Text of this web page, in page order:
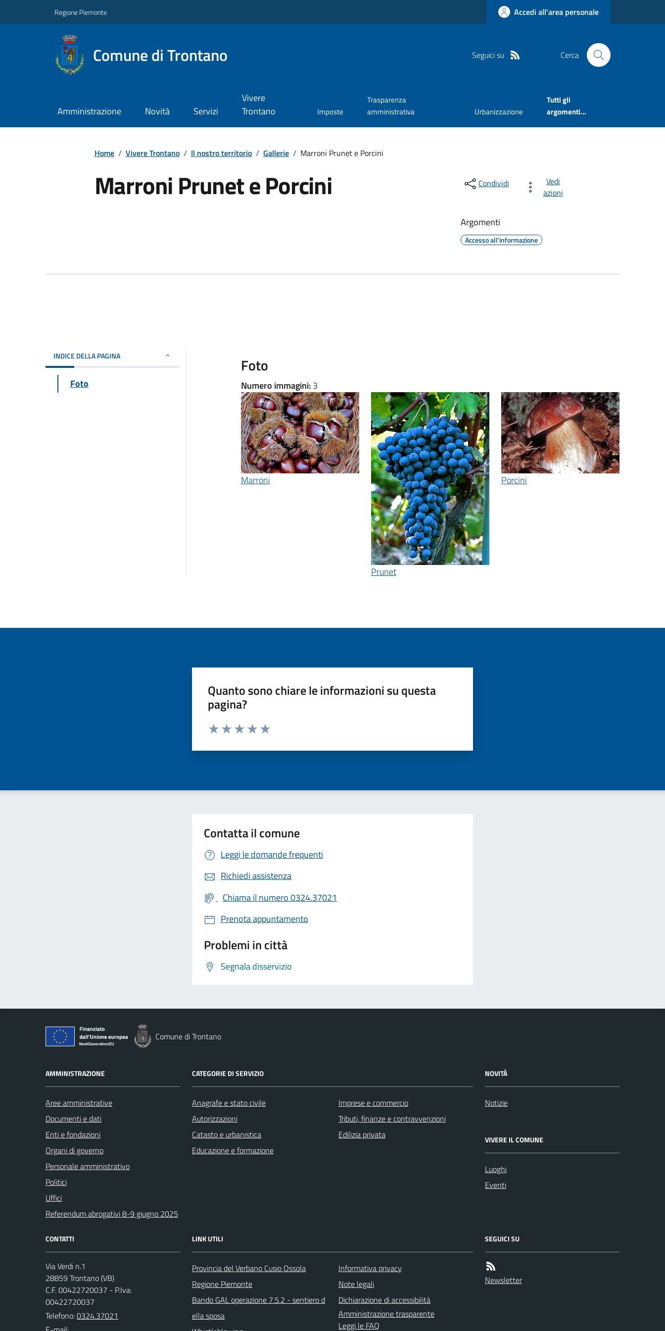
Regione Piemonte Accedi all'area personale
Comune di Trontano Seguici su Cerca
Amministrazione Novità Servizi
Vivere
Trontano
Imposte
Trasparenza
amministrativa
Urbanizzazione
Tutti gli
argomenti...
Home / Vivere Trontano / Il nostro territorio / Gallerie / Marroni Prunet e Porcini
Marroni Prunet e Porcini Condividi
Vedi
azioni
Argomenti
Accesso all'informazione
INDICE DELLA PAGINA
Foto
Foto
Numero immagini:3
Marroni
Prunet
Porcini
Quanto sono chiare le informazioni su questa
pagina?
Valuta da 1 a 5 stelle la pagina
Contatta il comune
Leggi le domande frequenti
Richiedi assistenza
Chiama il numero 0324.37021
Prenota appuntamento
Problemi in città
Segnala disservizio
Comune di Trontano
AMMINISTRAZIONE
Aree amministrative
Documenti e dati
Enti e fondazioni
Organi di governo
Personale amministrativo
Politici
Uffici
Referendum abrogativi 8-9 giugno 2025
CATEGORIE DI SERVIZIO
Anagrafe e stato civile
Autorizzazioni
Catasto e urbanistica
Educazione e formazione
Imprese e commercio
Tributi, finanze e contravvenzioni
Edilizia privata
NOVITÀ
Notizie
VIVERE IL COMUNE
Luoghi
Eventi
CONTATTI
Via Verdi n.1
28859 Trontano (VB)
C.F. 00422720037 - P.Iva:
00422720037
Telefono:0324.37021
LINK UTILI
Provincia del Verbano Cusio Ossola
Regione Piemonte
Bando GAL operazione 7.5.2 - sentiero d
ella sposa
Informativa privacy
Note legali
Dichiarazione di accessibilità
Amministrazione trasparente
Leggi le FAQ
SEGUICI SU
Newsletter